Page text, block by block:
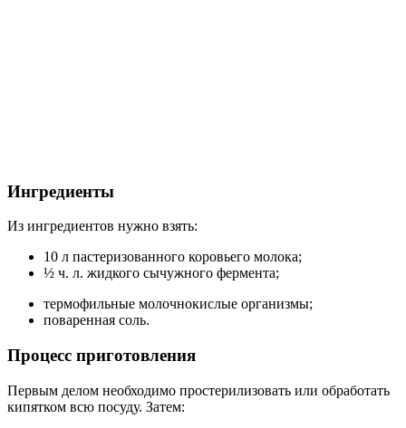
Ингредиенты
Из ингредиентов нужно взять:
10 л пастеризованного коровьего молока;
½ ч. л. жидкого сычужного фермента;
термофильные молочнокислые организмы;
поваренная соль.
Процесс приготовления
Первым делом необходимо простерилизовать или обработать
кипятком всю посуду. Затем: